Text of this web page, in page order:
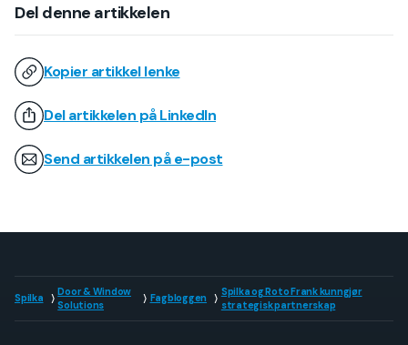
Del denne artikkelen
Kopier artikkel lenke
Del artikkelen på LinkedIn
Send artikkelen på e-post
Spilka
Door & Window
Solutions
Fagbloggen
Spilka og Roto Frank kunngjør
strategisk partnerskap